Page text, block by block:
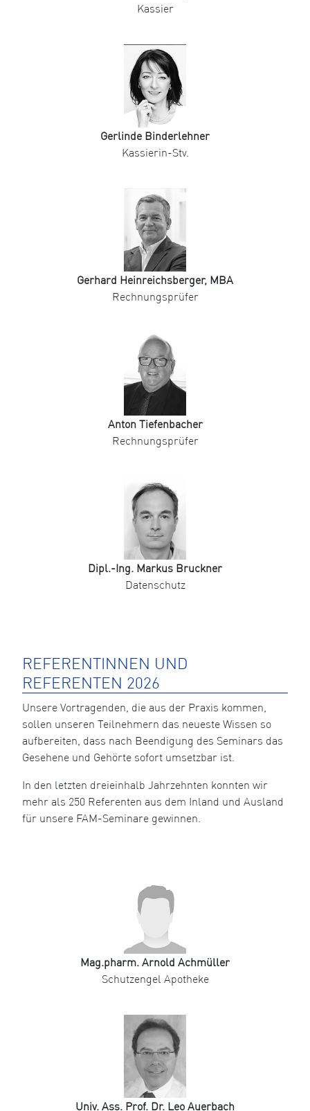
Kassier
Gerlinde Binderlehner
Kassierin-Stv.
Gerhard Heinreichsberger, MBA
Rechnungsprüfer
Anton Tiefenbacher
Rechnungsprüfer
Dipl.-Ing. Markus Bruckner
Datenschutz
REFERENTINNEN UND
REFERENTEN 2026
Unsere Vortragenden, die aus der Praxis kommen,
sollen unseren Teilnehmern das neueste Wissen so
aufbereiten, dass nach Beendigung des Seminars das
Gesehene und Gehörte sofort umsetzbar ist.
In den letzten dreieinhalb Jahrzehnten konnten wir
mehr als 250 Referenten aus dem Inland und Ausland
für unsere FAM-Seminare gewinnen.
Mag.pharm. Arnold Achmüller
Schutzengel Apotheke
Univ. Ass. Prof. Dr. Leo Auerbach